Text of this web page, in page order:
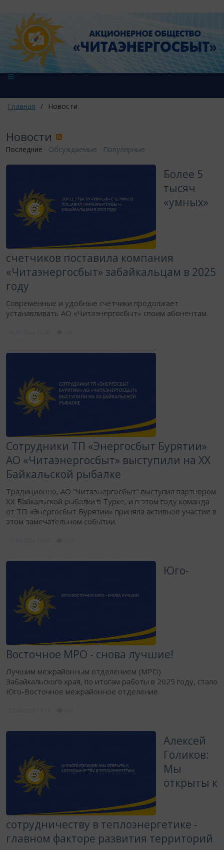
Главная / Новости
Новости
Последние Обсуждаемые Популярные
​Более 5
тысяч
«умных»
счетчиков поставила компания
«Читаэнергосбыт» забайкальцам в 2025
году
Современные и удобные счетчики продолжает
устанавливать АО «Читаэнергосбыт» своим абонентам.
Сотрудники ТП «Энергосбыт Бурятии»
АО «Читаэнергосбыт» выступили на XX
Байкальской рыбалке
Традиционно, АО "Читаэнергосбыт" выступил партнером
XX Байкальской рыбалки в Турке, и в этом году команда
от ТП «Энергосбыт Бурятии» приняла активное участие в
этом замечательном событии.
Юго-
Восточное МРО - снова лучшие!
Лучшим межрайонным отделением (МРО)
Забайкальского края, по итогам работы в 2025 году, стало
Юго-Восточное межрайонное отделение.
​Алексей
Голиков:
Мы
открыты к
сотрудничеству в теплоэнергетике -
главном факторе развития территорий